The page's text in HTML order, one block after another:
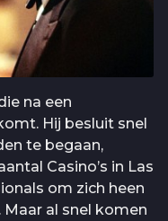
na een
Hij besluit snel
te begaan,
Casino’s in Las
om zich heen
al snel komen